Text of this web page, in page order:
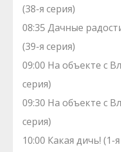
(38-я серия)
08:35 Дачные
(39-я серия)
09:00 На объекте с
серия)
09:30 На объекте с
серия)
10:00 Какая дичь! (1-